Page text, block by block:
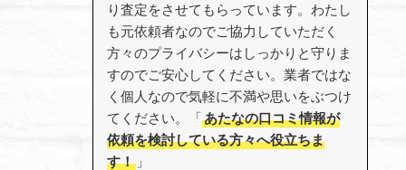
り査定をさせてもらっています。わたし
も元依頼者なのでご協力していただく
方々のプライバシーはしっかりと守りま
すのでご安心してください。業者ではな
く個人なので気軽に不満や思いをぶつけ
てください。「あたなの口コミ情報が
依頼を検討している方々へ役立ちま
す！ 」